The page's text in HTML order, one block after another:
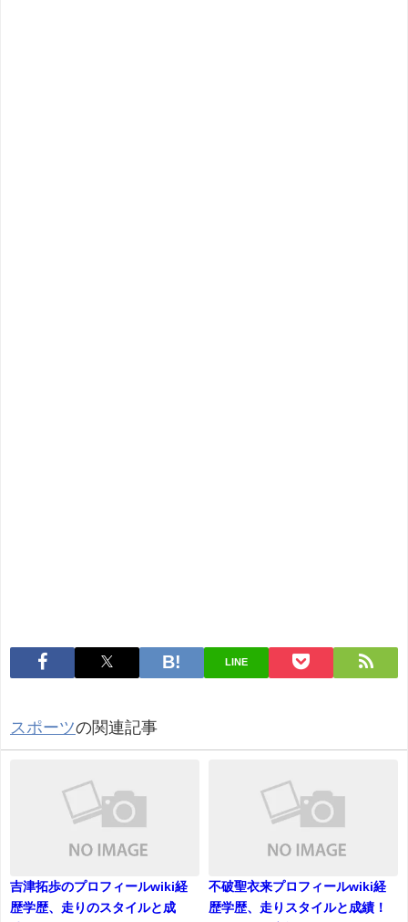
LINE
スポーツの関連記事
吉津拓歩のプロフィールwiki経
歴学歴、走りのスタイルと成
不破聖衣来プロフィールwiki経
歴学歴、走りスタイルと成績！